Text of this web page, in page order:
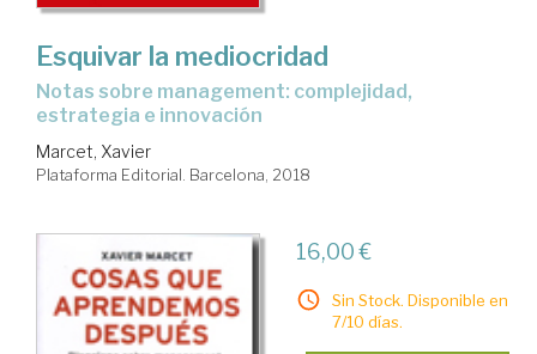
Esquivar la mediocridad
notas sobre management: complejidad,
estrategia e innovación
Marcet, Xavier
Plataforma Editorial. Barcelona, 2018
16,00 €
Sin Stock. Disponible en
7/10 días.